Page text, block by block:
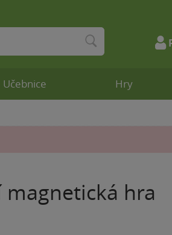
magnetická hra
Učebnice Hry